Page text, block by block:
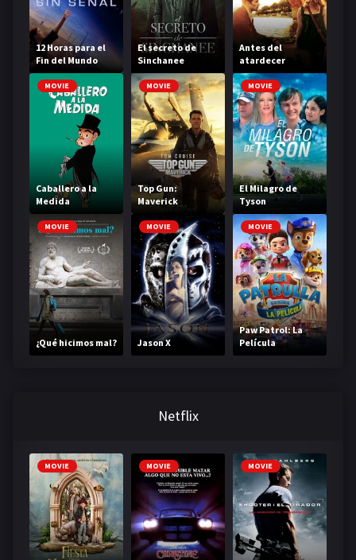
12 Horas para el
Fin del Mundo
El secreto de
Sinchanee
Antes del
atardecer
MOVIE
Caballero a la
Medida
MOVIE
Top Gun:
Maverick
MOVIE
El Milagro de
Tyson
MOVIE
¿Qué hicimos mal?
MOVIE
Jason X
MOVIE
Paw Patrol: La
Película
Netflix
MOVIE MOVIE MOVIE